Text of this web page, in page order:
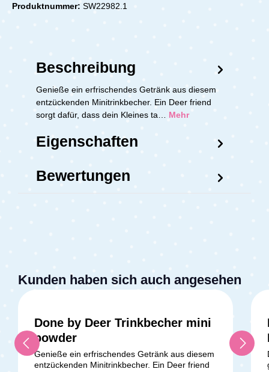
Produktnummer: SW22982.1
Beschreibung
Genieße ein erfrischendes Getränk aus diesem
entzückenden Minitrinkbecher. Ein Deer friend
sorgt dafür, dass dein Kleines ta… Mehr
Eigenschaften
Bewertungen
Kunden haben sich auch angesehen
Done by Deer Trinkbecher mini
powder
Genieße ein erfrischendes Getränk aus diesem
entzückenden Minitrinkbecher. Ein Deer friend